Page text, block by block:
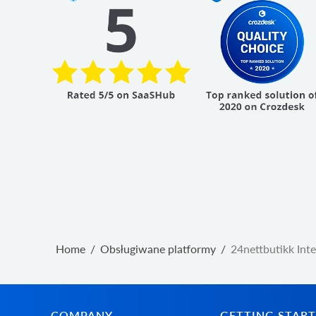
Home / Obsługiwane platformy / 24nettbutikk